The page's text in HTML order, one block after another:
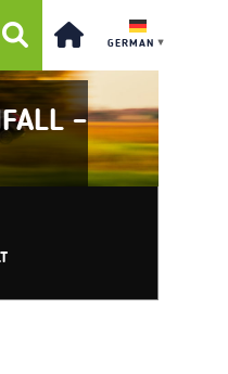
GERMAN ▼
–